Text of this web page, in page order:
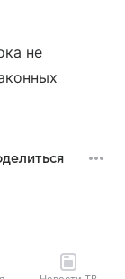
не